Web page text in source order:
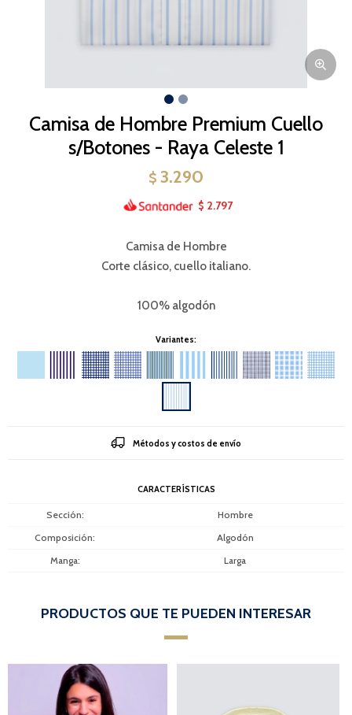
Camisa de Hombre Premium Cuello
s/Botones - Raya Celeste 1
$ 3.290
$ 2.797
Camisa de Hombre
Corte clásico, cuello italiano.
100% algodón
Variantes:
Métodos y costos de envío
CARACTERÍSTICAS
Sección
Hombre
Composición
Algodón
Manga
Larga
PRODUCTOS QUE TE PUEDEN INTERESAR